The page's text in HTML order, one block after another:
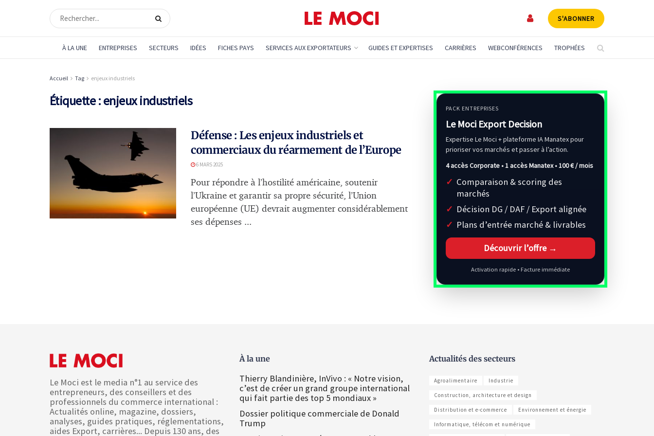
S'ABONNER
À LA UNE ENTREPRISES SECTEURS IDÉES FICHES PAYS SERVICES AUX EXPORTATEURS GUIDES ET EXPERTISES CARRIÈRES WEBCONFÉRENCES TROPHÉES
Accueil Tag enjeux industriels
Étiquette :enjeux industriels
Défense : Les enjeux industriels et
commerciaux du réarmement de l’Europe
6 MARS 2025
Pour répondre à l’hostilité américaine, soutenir
l’Ukraine et garantir sa propre sécurité, l’Union
européenne (UE) devrait augmenter considérablement
ses dépenses ...
PACK ENTREPRISES
Le Moci Export Decision
Expertise Le Moci + plateforme IA Manatex pour
prioriser vos marchés et passer à l’action.
4 accès Corporate • 1 accès Manatex •100 € / mois
Comparaison & scoring des
marchés
Décision DG / DAF / Export alignée
Plans d’entrée marché & livrables
Découvrir l’offre →
Activation rapide • Facture immédiate
Le Moci est le media n°1 au service des
entrepreneurs, des conseillers et des
professionnels du commerce international :
Actualités online, magazine, dossiers,
analyses, guides pratiques, réglementations,
aides Export, carrières... Depuis 130 ans, des
À la une
Thierry Blandinière, InVivo : « Notre vision,
c’est de créer un grand groupe international
qui fait partie des top 5 mondiaux »
Dossier politique commerciale de Donald
Trump
Actualités des secteurs
Agroalimentaire Industrie
Construction, architecture et design
Distribution et e-commerce Environnement et énergie
Informatique, télécom et numérique